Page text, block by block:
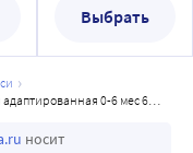
Выбрать
0-6 мес 600г
носит